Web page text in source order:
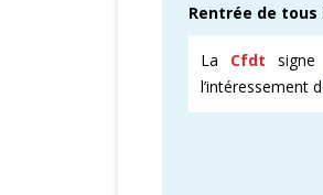
Rentrée de tous
La Cfdt signe
l’intéressement